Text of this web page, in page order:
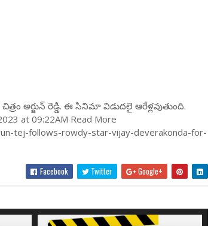
అర్జున్ రెడ్డి. ఈ సినిమా విడుద‌లై ఆరేళ్ల‌వుతుంది.
at 09:22AM Read More
tej-follows-rowdy-star-vijay-deverakonda-for-
Facebook Twitter Google+